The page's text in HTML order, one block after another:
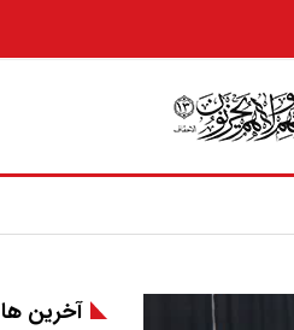
آخرین ها